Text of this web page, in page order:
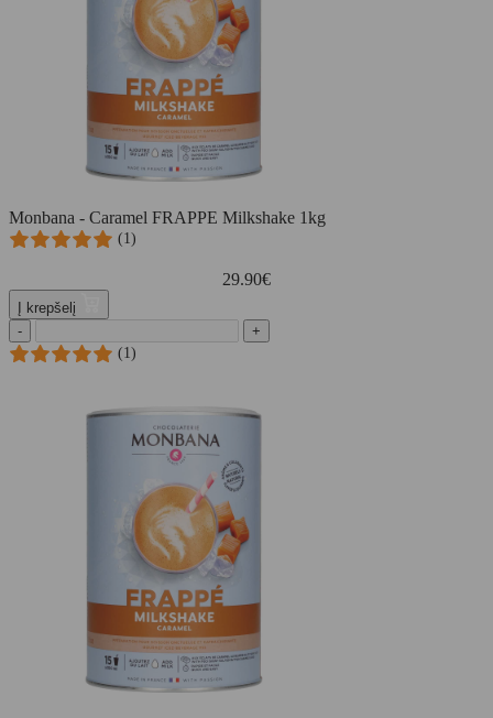
Monbana - Caramel FRAPPE Milkshake 1kg
(1)
29.90€
Į krepšelį
-
+
(1)